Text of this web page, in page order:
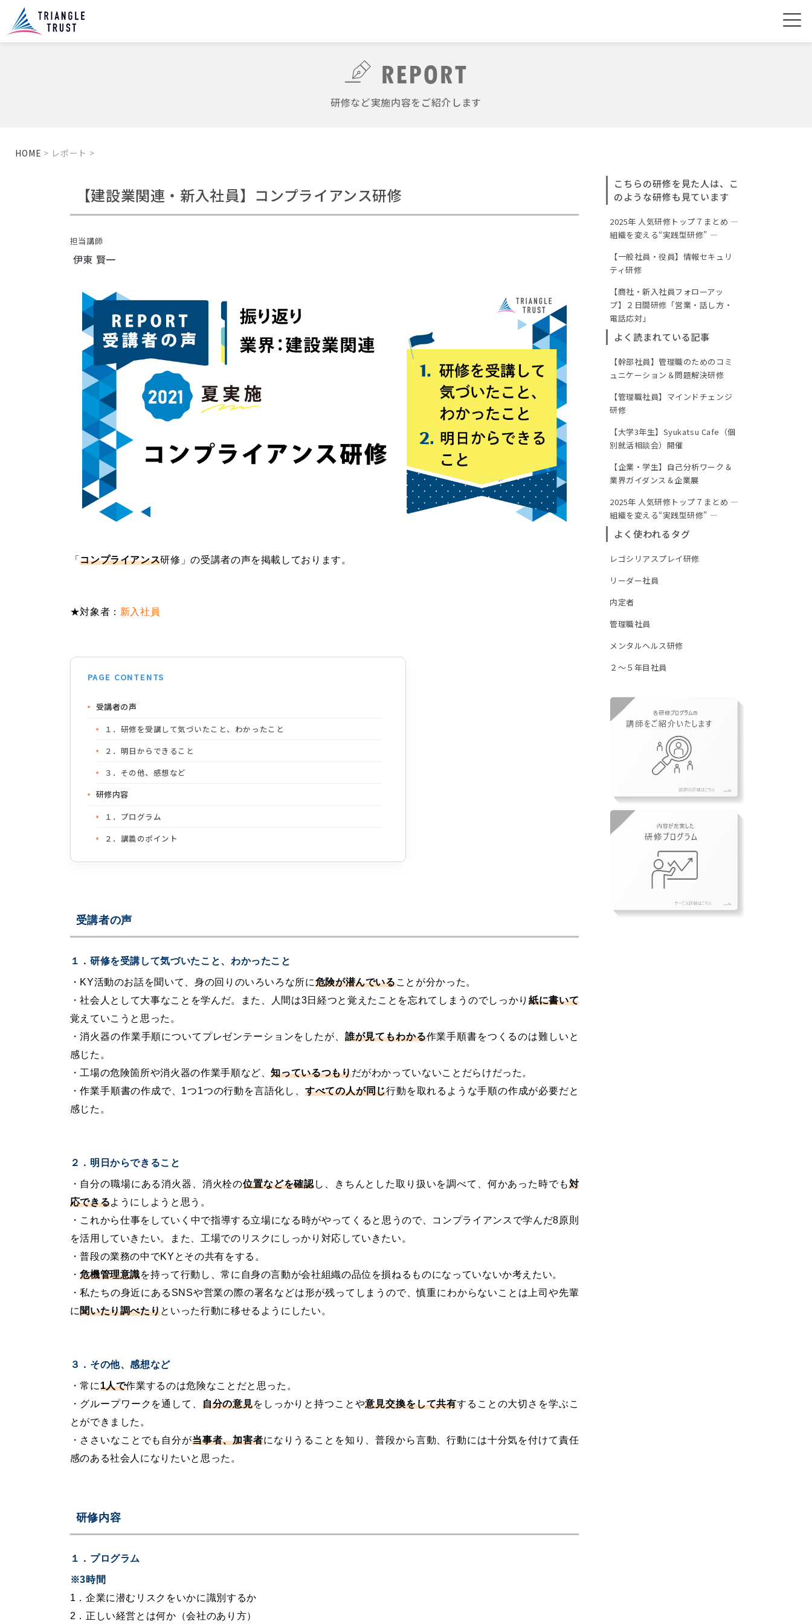
REPORT
研修など実施内容をご紹介します
HOME > レポート >
【建設業関連・新入社員】コンプライアンス研修
担当講師
伊東 賢一
「コンプライアンス研修」の受講者の声を掲載しております。
★対象者： 新入社員
PAGE CONTENTS
受講者の声
１．研修を受講して気づいたこと、わかったこと
２．明日からできること
３．その他、感想など
研修内容
１．プログラム
２．講義のポイント
３．関連研修メニュー
受講者の声
１．研修を受講して気づいたこと、わかったこと
・KY活動のお話を聞いて、身の回りのいろいろな所に危険が潜んでいることが分かった。
・社会人として大事なことを学んだ。また、人間は3日経つと覚えたことを忘れてしまうのでしっかり 紙に書いて
覚えていこうと思った。
・消火器の作業手順についてプレゼンテーションをしたが、 誰が見てもわかる作業手順書をつくるのは難しいと
感じた。
・工場の危険箇所や消火器の作業手順など、知っているつもりだがわかっていないことだらけだった。
・作業手順書の作成で、1つ1つの行動を言語化し、 すべての人が同じ行動を取れるような手順の作成が必要だと
感じた。
２．明日からできること
・自分の職場にある消火器、消火栓の位置などを確認し、きちんとした取り扱いを調べて、何かあった時でも対
応できるようにしようと思う。
・これから仕事をしていく中で指導する立場になる時がやってくると思うので、コンプライアンスで学んだ8原則
を活用していきたい。また、工場でのリスクにしっかり対応していきたい。
・普段の業務の中でKYとその共有をする。
・危機管理意識を持って行動し、常に自身の言動が会社組織の品位を損ねるものになっていないか考えたい。
・私たちの身近にあるSNSや営業の際の署名などは形が残ってしまうので、慎重にわからないことは上司や先輩
に聞いたり調べたりといった行動に移せるようにしたい。
３．その他、感想など
・常に1人で作業するのは危険なことだと思った。
・グループワークを通して、 自分の意見をしっかりと持つことや意見交換をして共有することの大切さを学ぶこ
とができました。
・ささいなことでも自分が当事者、加害者になりうることを知り、普段から言動、行動には十分気を付けて責任
感のある社会人になりたいと思った。
研修内容
１．プログラム
※3時間
1．企業に潜むリスクをいかに識別するか
2．正しい経営とは何か（会社のあり方）
こちらの研修を見た人は、こ
のような研修も見ています
2025年 人気研修トップ７まとめ ―
組織を変える“実践型研修” ―
【一般社員・役員】情報セキュリ
ティ研修
【商社・新入社員フォローアッ
プ】２日間研修「営業・話し方・
電話応対」
よく読まれている記事
【幹部社員】管理職のためのコミ
ュニケーション＆問題解決研修
【管理職社員】マインドチェンジ
研修
【大学3年生】Syukatsu Cafe（個
別就活相談会）開催
【企業・学生】自己分析ワーク＆
業界ガイダンス＆企業展
2025年 人気研修トップ７まとめ ―
組織を変える“実践型研修” ―
よく使われるタグ
レゴシリアスプレイ研修
リーダー社員
内定者
管理職社員
メンタルヘルス研修
２～５年目社員